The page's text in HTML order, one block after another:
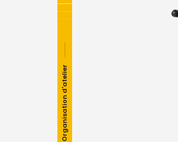
Organisation d'atelier